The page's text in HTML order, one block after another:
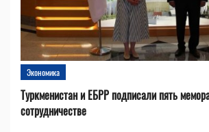
Экономика
Туркменистан и ЕБРР подписали пять
сотрудничестве